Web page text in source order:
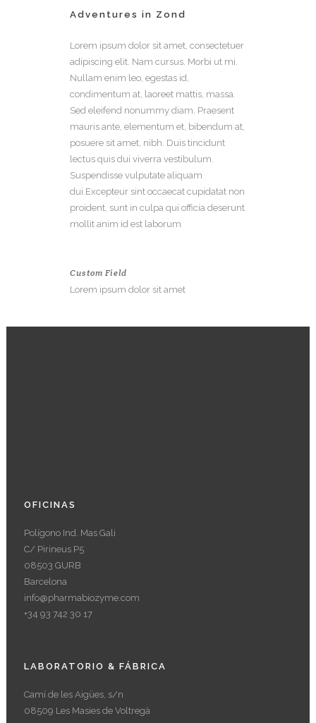
Adventures in Zond
Lorem ipsum dolor sit amet, consectetuer
adipiscing elit. Nam cursus. Morbi ut mi.
Nullam enim leo, egestas id,
condimentum at, laoreet mattis, massa.
Sed eleifend nonummy diam. Praesent
mauris ante, elementum et, bibendum at,
posuere sit amet, nibh. Duis tincidunt
lectus quis dui viverra vestibulum.
Suspendisse vulputate aliquam
dui.Excepteur sint occaecat cupidatat non
proident, sunt in culpa qui officia deserunt
mollit anim id est laborum
Custom Field
Lorem ipsum dolor sit amet
OFICINAS
Polígono Ind. Mas Gali
C/ Pirineus P5
08503 GURB
Barcelona
info@pharmabiozyme.com
+34 93 742 30 17
LABORATORIO & FÁBRICA
Camí de les Aigües, s/n
08509 Les Masies de Voltregà